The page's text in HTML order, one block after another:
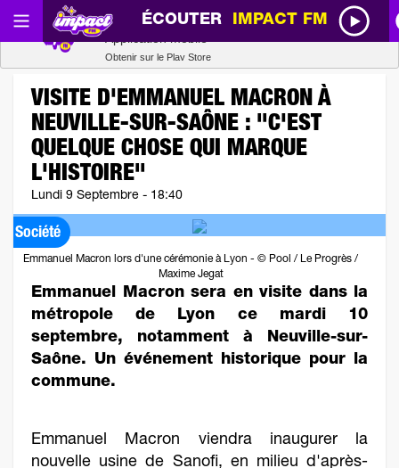
ÉCOUTER IMPACT FM
VISITE D'EMMANUEL MACRON À
NEUVILLE-SUR-SAÔNE : "C'EST
QUELQUE CHOSE QUI MARQUE
L'HISTOIRE"
Lundi 9 Septembre - 18:40
Société
Emmanuel Macron lors d'une cérémonie à Lyon - © Pool / Le Progrès /
Maxime Jegat
Emmanuel Macron sera en visite dans la
métropole de Lyon ce mardi 10
septembre, notamment à Neuville-sur-
Saône. Un événement historique pour la
commune.
Emmanuel Macron viendra inaugurer la
nouvelle usine de Sanofi, en milieu d'après-
Radio SCOOP
Obtenir sur le Play Store
Télécharger